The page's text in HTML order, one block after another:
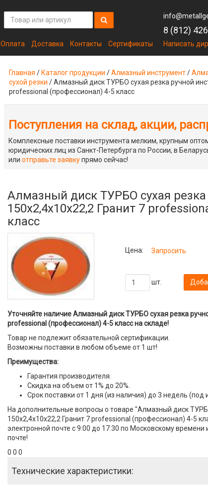
Оплата Доставка Контакты Сертификаты
8 (812)
Написать
Главная / Каталог продукции /Алмазный инструмент/
сухой резки /Алмазный диск ТУРБО сухая резка ручной
professional (профессионал) 4-5 класс
Поступления на склад, акции,
Комплексные поставки инструмента мелким, крупным
юридических лиц из Санкт-Петербурга по России, в
или отправьте заявкупрямо сейчас!
Алмазный диск ТУРБО сухая
150x2,4x10x22,2 Гранит 7
класс
Цена: Запросить
шт.
Уточняйте наличие Алмазный диск ТУРБО сухая резка
professional (профессионал) 4-5 класс на складе!
Товар не подлежит обязательной сертификации.
Возможны поставки в любом объеме от 1 шт!
Преимущества:
Гарантия производителя.
Скидка на объем от 1% до 20%.
Срок поставки от 1 дня (из наличия) до 3 недель (под
На дополнительные вопросы о товаре "Алмазный диск
150x2,4x10x22,2 Гранит 7 professional (профессионал) 4-5
электронной почте с 9:00 до 17:30 по Московскому времени
почте!
0 0 0
Технические характеристики: